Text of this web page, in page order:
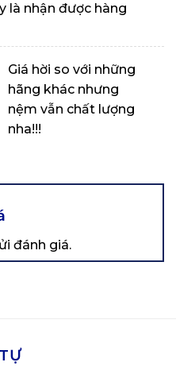
là nhận được hàng
Giá hời so với những
hãng khác nhưng
nệm vẫn chất lượng
nha!!!
đánh giá.